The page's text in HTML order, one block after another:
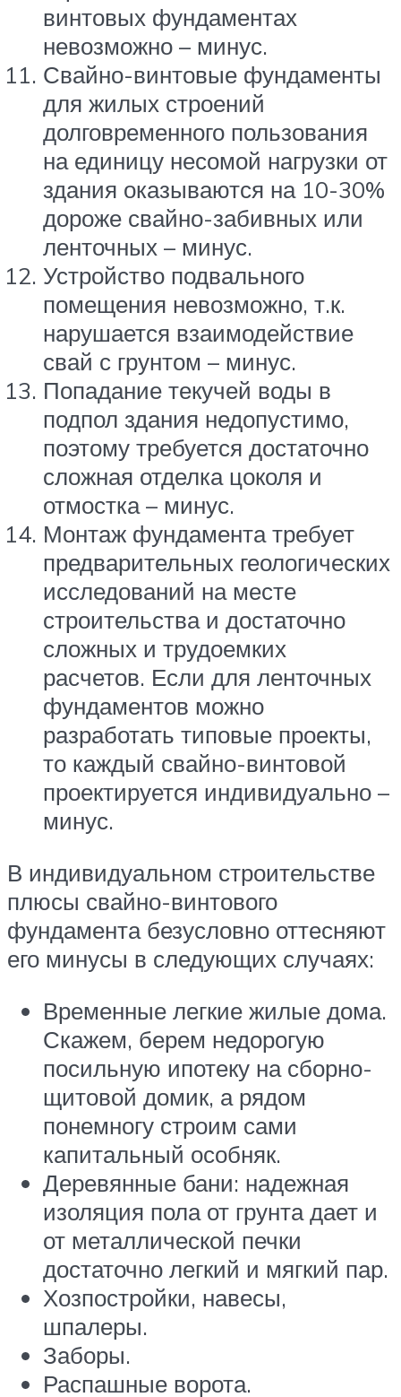
винтовых фундаментах
невозможно – минус.
Свайно-винтовые фундаменты
для жилых строений
долговременного пользования
на единицу несомой нагрузки от
здания оказываются на 10-30%
дороже свайно-забивных или
ленточных – минус.
Устройство подвального
помещения невозможно, т.к.
нарушается взаимодействие
свай с грунтом – минус.
Попадание текучей воды в
подпол здания недопустимо,
поэтому требуется достаточно
сложная отделка цоколя и
отмостка – минус.
Монтаж фундамента требует
предварительных геологических
исследований на месте
строительства и достаточно
сложных и трудоемких
расчетов. Если для ленточных
фундаментов можно
разработать типовые проекты,
то каждый свайно-винтовой
проектируется индивидуально –
минус.
В индивидуальном строительстве
плюсы свайно-винтового
фундамента безусловно оттесняют
его минусы в следующих случаях:
Временные легкие жилые дома.
Скажем, берем недорогую
посильную ипотеку на сборно-
щитовой домик, а рядом
понемногу строим сами
капитальный особняк.
Деревянные бани: надежная
изоляция пола от грунта дает и
от металлической печки
достаточно легкий и мягкий пар.
Хозпостройки, навесы,
шпалеры.
Заборы.
Распашные ворота.